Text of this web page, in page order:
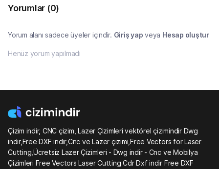
Yorumlar (0)
Yorum alanı sadece üyeler içindir. Giriş yap veya Hesap oluştur
Henüz yorum yapılmadı
Çizim indir, CNC çizim, Lazer Çizimleri vektörel çizimindir Dwg
indir,Free DXF indir,Cnc ve Lazer çizimi,Free Vectors for Laser
Cutting,Ücretsiz Lazer Çizimleri - Dwg indir - Cnc ve Mobilya
Çizimleri Free Vectors Laser Cutting Cdr Dxf indir Free DXF